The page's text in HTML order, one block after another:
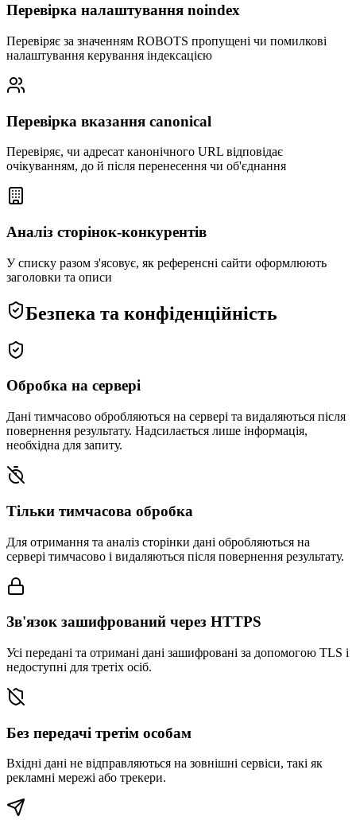
Перевірка налаштування noindex
Перевіряє за значенням ROBOTS пропущені чи помилкові
налаштування керування індексацією
Перевірка вказання canonical
Перевіряє, чи адресат канонічного URL відповідає
очікуванням, до й після перенесення чи об'єднання
Аналіз сторінок-конкурентів
У списку разом з'ясовує, як референсні сайти оформлюють
заголовки та описи
Безпека та конфіденційність
Обробка на сервері
Дані тимчасово обробляються на сервері та видаляються після
повернення результату. Надсилається лише інформація,
необхідна для запиту.
Тільки тимчасова обробка
Для отримання та аналіз сторінки дані обробляються на
сервері тимчасово і видаляються після повернення результату.
Зв'язок зашифрований через HTTPS
Усі передані та отримані дані зашифровані за допомогою TLS і
недоступні для третіх осіб.
Без передачі третім особам
Вхідні дані не відправляються на зовнішні сервіси, такі як
рекламні мережі або трекери.